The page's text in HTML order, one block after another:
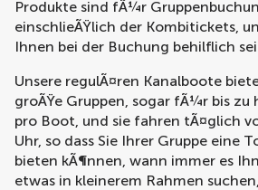
Produkte sind fÃ¼r
einschlieÃŸlich der Kombitickets,
Ihnen bei der Buchung behilflich
Unsere regulÃ¤ren Kanalboote
groÃŸe Gruppen, sogar fÃ¼r bis zu
pro Boot, und sie fahren tÃ¤glich
Uhr, so dass Sie Ihrer Gruppe eine
bieten kÃ¶nnen, wann immer es
etwas in kleinerem Rahmen